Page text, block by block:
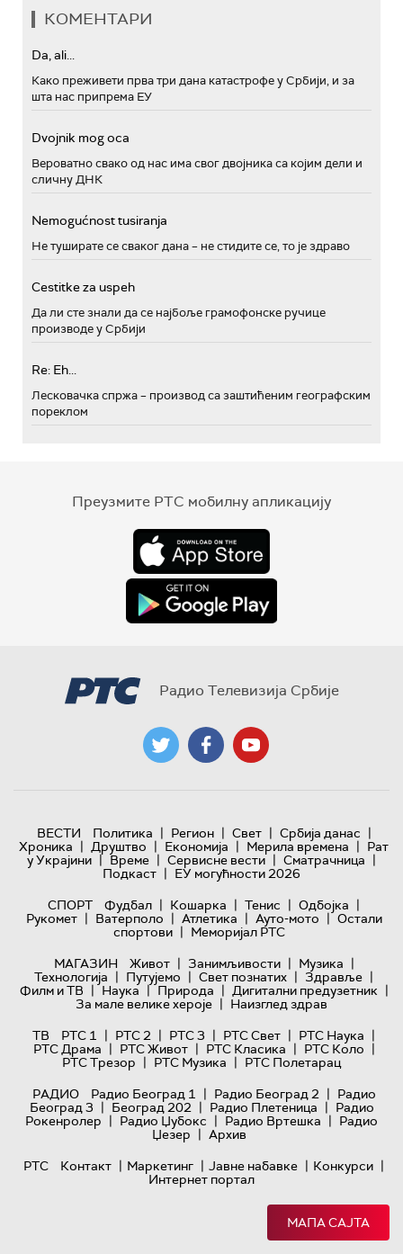
КОМЕНТАРИ
Da, ali...
Како преживети прва три дана катастрофе у Србији, и за
шта нас припрема ЕУ
Dvojnik mog oca
Вероватно свако од нас има свог двојника са којим дели и
сличну ДНК
Nemogućnost tusiranja
Не туширате се сваког дана – не стидите се, то је здраво
Cestitke za uspeh
Да ли сте знали да се најбоље грамофонске ручице
производе у Србији
Re: Eh...
Лесковачка спржа – производ са заштићеним географским
пореклом
Преузмите РТС мобилну апликацију
Радио Телевизија Србије
ВЕСТИ Политика | Регион | Свет | Србија данас |
Хроника | Друштво | Економија | Мерила времена | Рат
у Украјини | Време | Сервисне вести | Сматрачница |
Подкаст | ЕУ могућности 2026
СПОРТ
Фудбал | Кошарка | Тенис | Одбојка |
Рукомет | Ватерполо | Атлетика | Ауто-мото | Остали
спортови | Меморијал РТС
МАГАЗИН
Живот | Занимљивости | Музика |
Технологијa | Путујемо | Свет познатих | Здравље |
Филм и ТВ | Наука | Природа | Дигитални предузетник |
За мале велике хероје | Наизглед здрав
ТВ
РТС 1 | РТС 2 | РТС 3 | РТС Свет | РТС Наука |
РТС Драма | РТС Живот | РТС Класика | РТС Коло |
РТС Трезор | РТС Музика | РТС Полетарац
РАДИО
Радио Београд 1 | Радио Београд 2 | Радио
Београд 3 | Београд 202 | Радио Плетеница | Радио
Рокенролер | Радио Џубокс | Радио Вртешка | Радио
Џезер | Архив
РТС
Контакт | Маркетинг | Јавне набавке | Конкурси |
Интернет портал
МАПА САЈТА